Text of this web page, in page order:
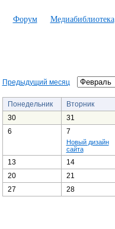
Форум Медиабиблиотека
Предыдущий месяц
Понедельник
Вторник
30
31
6
7
Новый дизайн
сайта
13
14
20
21
27
28